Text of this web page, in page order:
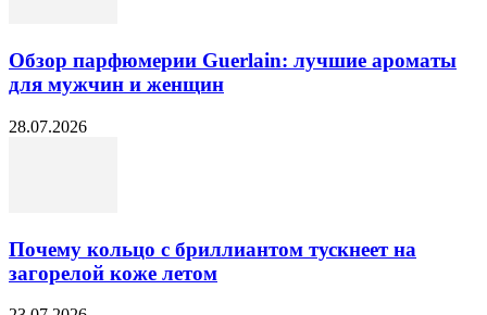
Обзор парфюмерии Guerlain: лучшие ароматы
для мужчин и женщин
28.07.2026
Почему кольцо с бриллиантом тускнеет на
загорелой коже летом